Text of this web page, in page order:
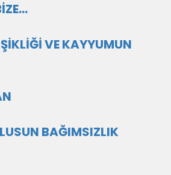
VE KAYYUMUN
BAĞIMSIZLIK